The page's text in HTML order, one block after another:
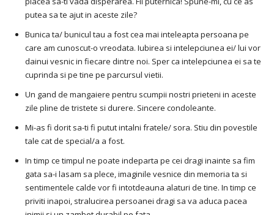
putea sa te ajut in aceste zile?
Bunica ta/ bunicul tau a fost cea mai inteleapta persoana pe
care am cunoscut-o vreodata. Iubirea si intelepciunea ei/ lui vor
dainui vesnic in fiecare dintre noi. Sper ca intelepciunea ei sa te
cuprinda si pe tine pe parcursul vietii.
Un gand de mangaiere pentru scumpii nostri prieteni in aceste
zile pline de tristete si durere. Sincere condoleante.
Mi-as fi dorit sa-ti fi putut intalni fratele/ sora. Stiu din povestile
tale cat de special/a a fost.
In timp ce timpul ne poate indeparta pe cei dragi inainte sa fim
gata sa-i lasam sa plece, imaginile vesnice din memoria ta si
sentimentele calde vor fi intotdeauna alaturi de tine. In timp ce
priviti inapoi, stralucirea persoanei dragi sa va aduca pacea